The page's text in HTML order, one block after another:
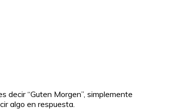
decir “Guten Morgen”, simplemente
algo en respuesta.